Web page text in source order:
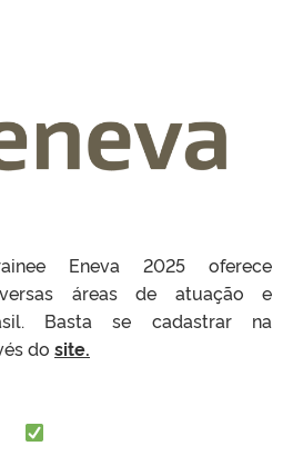
Eneva 2025 oferece
áreas de atuação e
Basta se cadastrar na
do site.